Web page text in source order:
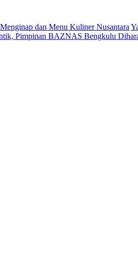
dan Menu Kuliner Nusantara
Pimpinan BAZNAS Bengkulu